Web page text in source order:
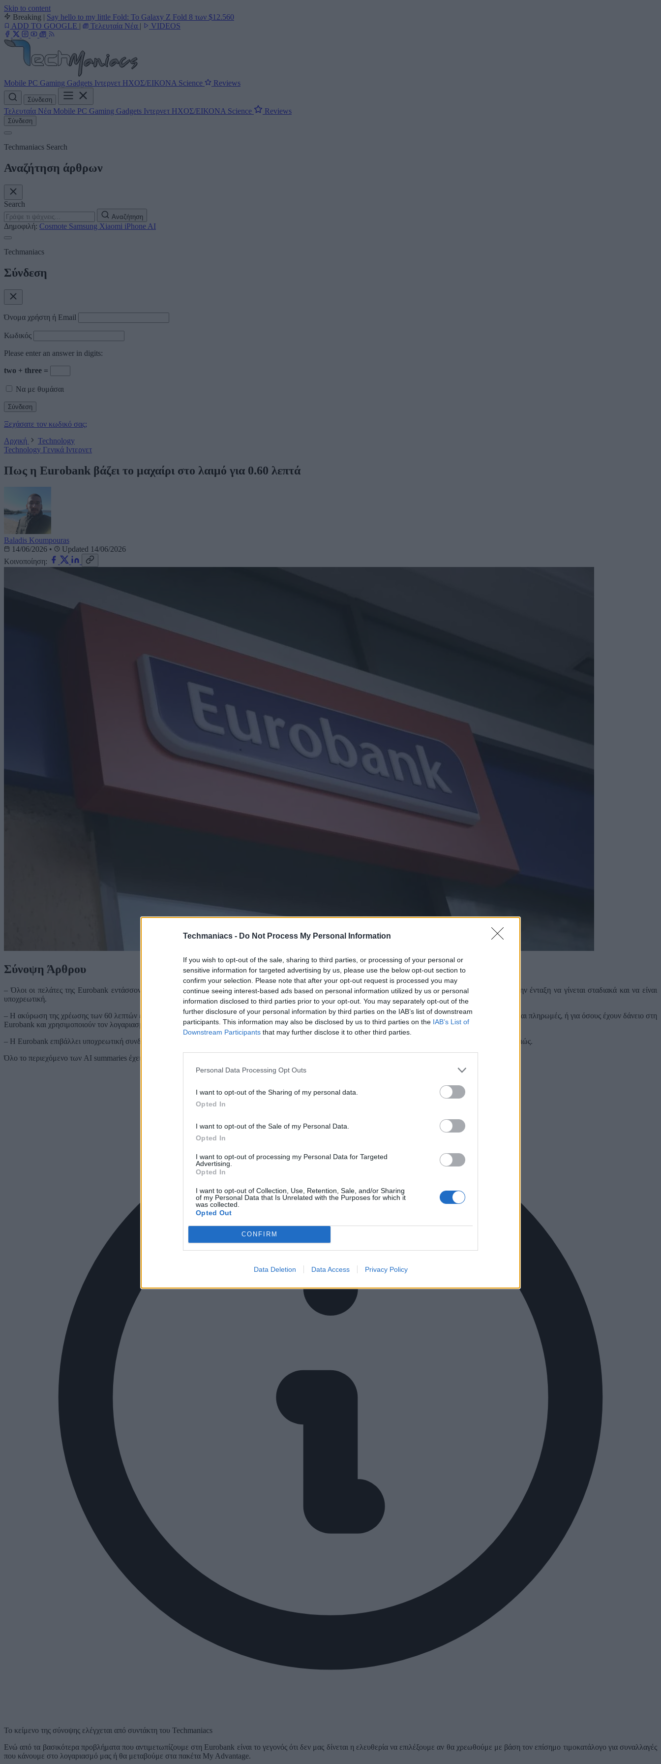
Techmaniacs - Do Not Process My Personal Information
If you wish to opt-out of the sale, sharing to third parties, or processing of your personal or
sensitive information for targeted advertising by us, please use the below opt-out section to
confirm your selection. Please note that after your opt-out request is processed you may
continue seeing interest-based ads based on personal information utilized by us or personal
information disclosed to third parties prior to your opt-out. You may separately opt-out of the
further disclosure of your personal information by third parties on the IAB’s list of downstream
participants. This information may also be disclosed by us to third parties on the IAB’s List of
Downstream Participants that may further disclose it to other third parties.
Personal Data Processing Opt Outs
I want to opt-out of the Sharing of my personal data.
Opted In
I want to opt-out of the Sale of my Personal Data.
Opted In
I want to opt-out of processing my Personal Data for Targeted
Advertising.
Opted In
I want to opt-out of Collection, Use, Retention, Sale, and/or Sharing
of my Personal Data that Is Unrelated with the Purposes for which it
was collected.
Opted Out
CONFIRM
Data Deletion Data Access Privacy Policy
Skip to content
Breaking | Say hello to my little Fold: Το Galaxy Z Fold 8 των $12.560
ADD TO GOOGLE | Τελευταία Νέα | VIDEOS
Mobile PC Gaming Gadgets Ιντερνετ ΗΧΟΣ/ΕΙΚΟΝΑ Science Reviews
Σύνδεση
Τελευταία Νέα Mobile PC Gaming Gadgets Ιντερνετ ΗΧΟΣ/ΕΙΚΟΝΑ Science Reviews
Σύνδεση
Techmaniacs Search
Αναζήτηση άρθρων
Search
Αναζήτηση
Δημοφιλή: Cosmote Samsung Xiaomi iPhone AI
Techmaniacs
Σύνδεση
Όνομα χρήστη ή Email
Κωδικός
Please enter an answer in digits:
two + three =
Να με θυμάσαι
Ξεχάσατε τον κωδικό σας;
Αρχική
Technology
Technology Γενικά Ιντερνετ
Πως η Eurobank βάζει το μαχαίρι στο λαιμό για 0.60 λεπτά
Baladis Koumpouras
14/06/2026 •
Updated 14/06/2026
Κοινοποίηση:
Σύνοψη Άρθρου
– Όλοι οι πελάτες της Eurobank εντάσσονται στα νέα πακέτα, και συγκεκριμένα στο πακέτο Eurobank My Advantage με τα 60 λεπτά του ευρώ μηνιαίως, με την ένταξη να γίνεται σταδιακά και να είναι
υποχρεωτική.
– Η ακύρωση της χρέωσης των 60 λεπτών είναι δυνατή μόνο με μετατροπή του λογαριασμού σε λογαριασμό αποταμιεύσεων, ο οποίος όμως δεν επιτρέπει αγορές και πληρωμές, ή για όσους έχουν δάνειο στη
Eurobank και χρησιμοποιούν τον λογαριασμό για την πληρωμή του.
– Η Eurobank επιβάλλει υποχρεωτική συνδρομή, μη επιτρέποντας συναλλαγές με βάση το τρέχον τιμολόγιο, σε αντίθεση με άλλες τράπεζες όπως η Τράπεζα Πειραιώς.
Όλο το περιεχόμενο των AI summaries έχει ελεγχθεί πριν τη δημοσίευση από δημοσιογράφους του techmaniacs.gr
Το κείμενο της σύνοψης ελέγχεται από συντάκτη του Techmaniacs
Ενώ από τα βασικότερα προβλήματα που αντιμετωπίζουμε στη Eurobank είναι το γεγονός ότι δεν μας δίνεται η ελευθερία να επιλέξουμε αν θα χρεωθούμε με βάση τον επίσημο τιμοκατάλογο για συναλλαγές
που κάνουμε στο λογαριασμό μας ή θα μεταβούμε στα πακέτα My Advantage.